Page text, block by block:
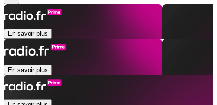
En savoir plus
En savoir plus